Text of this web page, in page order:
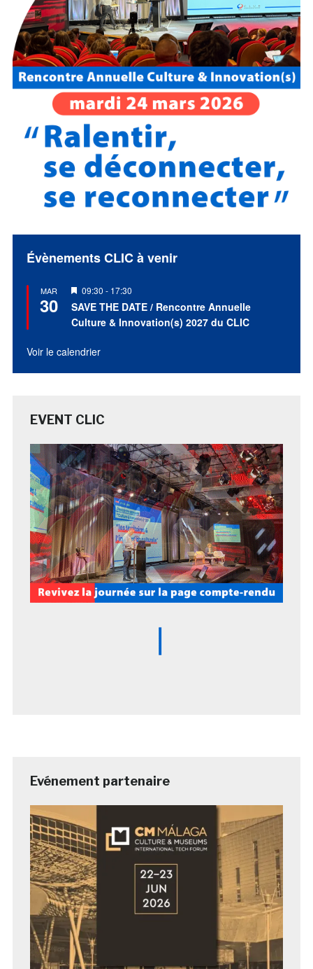
Évènements CLIC à venir
MAR
30
Mis
en
avant
09:30 - 17:30
SAVE THE DATE / Rencontre Annuelle
Culture & Innovation(s) 2027 du CLIC
Voir le calendrier
EVENT CLIC
Evénement partenaire